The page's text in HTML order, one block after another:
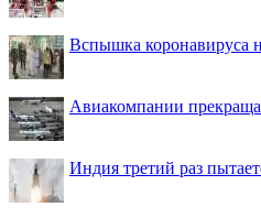
Вспышка коронавируса
Авиакомпании
Индия третий раз